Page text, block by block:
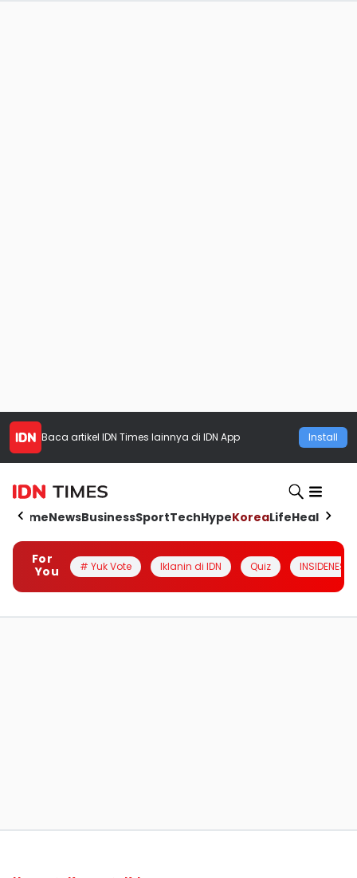
Baca artikel IDN Times lainnya di IDN App Install
HomeNewsBusinessSportTechHypeKoreaLifeHealth
For
You
# Yuk Vote Iklanin di IDN Quiz INSIDENESIA